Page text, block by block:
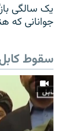
یک سالگی
جوانانی که
سقوط